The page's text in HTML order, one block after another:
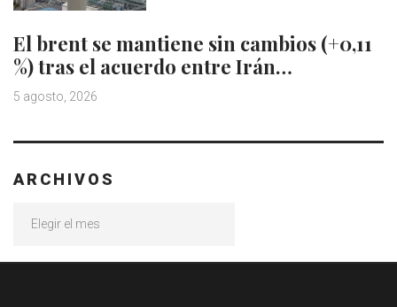
El brent se mantiene sin cambios (+0,11
%) tras el acuerdo entre Irán…
5 agosto, 2026
ARCHIVOS